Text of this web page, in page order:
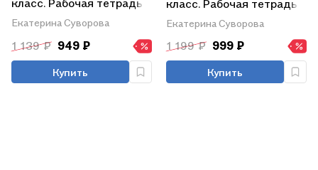
Учебное пособие. ФГОС
Екатерина Суворова
1 139 ₽ 949 ₽
Купить
класс. Рабочая тетрадь.
Учебное пособие. ФГОС
Екатерина Суворова
1 199 ₽ 999 ₽
Купить